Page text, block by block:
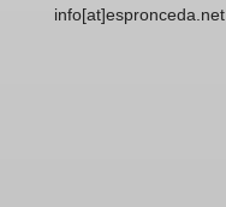
info[at]espronceda.net